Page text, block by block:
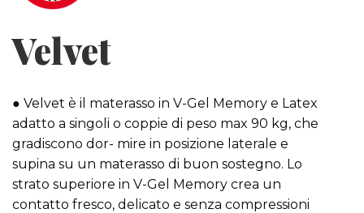
Velvet
● Velvet è il materasso in V-Gel Memory e Latex
adatto a singoli o coppie di peso max 90 kg, che
gradiscono dor- mire in posizione laterale e
supina su un materasso di buon sostegno. Lo
strato superiore in V-Gel Memory crea un
contatto fresco, delicato e senza compressioni